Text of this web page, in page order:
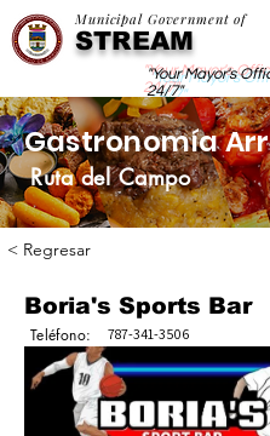
Municipal Government of
STREAM
"Your Mayor's
24/7"
Gastronomía
Ruta del Campo
< Regresar
Boria's Sports Bar
Teléfono: 787-341-3506